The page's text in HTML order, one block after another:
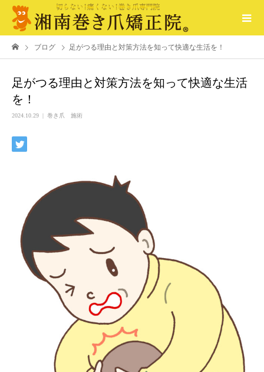
ブログ 足がつる理由と対策方法を知って快適な生活を！
足がつる理由と対策方法を知って快適な生活
を！
2024.10.29 巻き爪 施術